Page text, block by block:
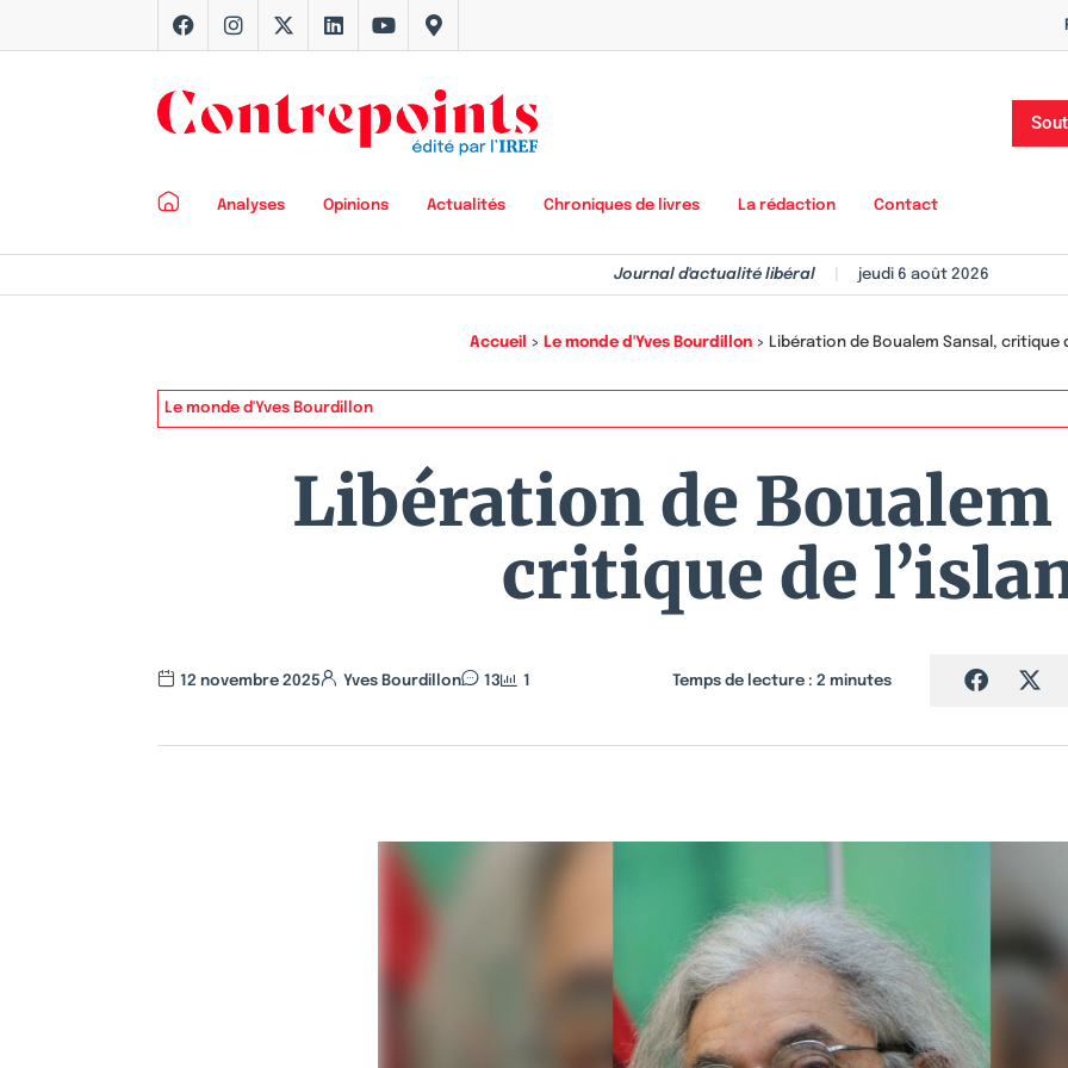
Analyses Opinions Actualités Chroniques de livres La rédaction Contact
Journal d'actualité libéral jeudi 6 août 2026
Accueil > Le monde d'Yves Bourdillon > Libération de Boualem Sansal, critique
Le monde d'Yves Bourdillon
Libération de Boualem
critique de
12 novembre 2025 Yves Bourdillon 13 1 Temps de lecture : 2 minutes